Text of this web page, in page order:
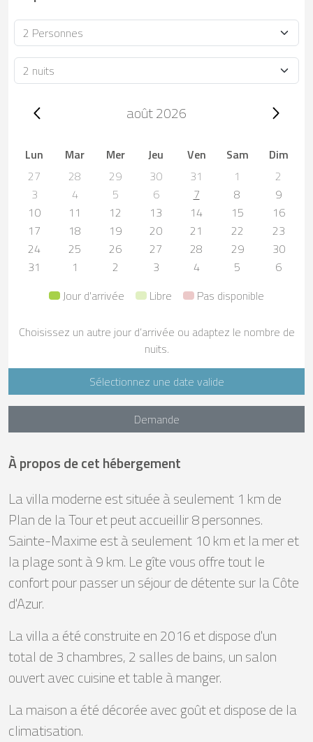
Occupacion
Durée
Trip dates, août 2026août 2026
Lun Mar Mer Jeu Ven Sam
Dim
27
28 29 30 31 1
2
3
4 5 6 7 8
9
10
11 12 13 14 15
16
17
18 19 20 21 22
23
24
25 26 27 28 29
30
31
1 2 3 4 5
6
Jour d'arrivée
Libre Pas disponible
Choisissez un autre jour d’arrivée ou adaptez le nombre de
nuits.
Sélectionnez une date valide
Demande
À propos de cet hébergement
La villa moderne est située à seulement 1 km de
Plan de la Tour et peut accueillir 8 personnes.
Sainte-Maxime est à seulement 10 km et la mer et
la plage sont à 9 km. Le gîte vous offre tout le
confort pour passer un séjour de détente sur la Côte
d'Azur.
La villa a été construite en 2016 et dispose d'un
total de 3 chambres, 2 salles de bains, un salon
ouvert avec cuisine et table à manger.
La maison a été décorée avec goût et dispose de la
climatisation.